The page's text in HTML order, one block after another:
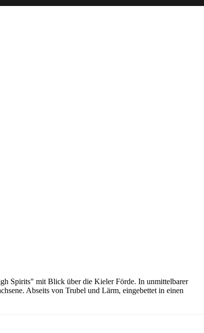
Spirits" mit Blick über die Kieler Förde. In unmittelbarer
Abseits von Trubel und Lärm, eingebettet in einen